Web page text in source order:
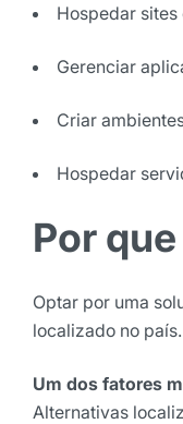
Hospedar
Gerenciar
Criar
Hospedar
Por
Optar por uma
localizado no país.
Um dos fatores
Alternativas